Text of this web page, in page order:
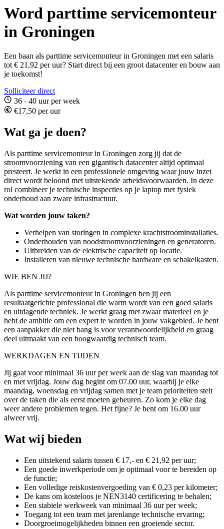
Word parttime servicemonteur
in Groningen
Een baan als parttime servicemonteur in Groningen met een salaris
tot € 21,92 per uur? Start direct bij een groot datacenter en bouw aan
je toekomst!
Solliciteer direct
36 - 40 uur per week
€17,50 per uur
Wat ga je doen?
Als parttime servicemonteur in Groningen zorg jij dat de
stroomvoorziening van een gigantisch datacenter altijd optimaal
presteert. Je werkt in een professionele omgeving waar jouw inzet
direct wordt beloond met uitstekende arbeidsvoorwaarden. In deze
rol combineer je technische inspecties op je laptop met fysiek
onderhoud aan zware infrastructuur.
Wat worden jouw taken?
Verhelpen van storingen in complexe krachtstroominstallaties.
Onderhouden van noodstroomvoorzieningen en generatoren.
Uitbreiden van de elektrische capaciteit op locatie.
Installeren van nieuwe technische hardware en schakelkasten.
WIE BEN JIJ?
Als parttime servicemonteur in Groningen ben jij een
resultaatgerichte professional die warm wordt van een goed salaris
en uitdagende techniek. Je werkt graag met zwaar materieel en je
hebt de ambitie om een expert te worden in jouw vakgebied. Je bent
een aanpakker die niet bang is voor verantwoordelijkheid en graag
deel uitmaakt van een hoogwaardig technisch team.
WERKDAGEN EN TIJDEN
Jij gaat voor minimaal 36 uur per week aan de slag van maandag tot
en met vrijdag. Jouw dag begint om 07.00 uur, waarbij je elke
maandag, woensdag en vrijdag samen met je team prioriteiten stelt
over de taken die als eerst moeten gebeuren. Zo kom je elke dag
weer andere problemen tegen. Het fijne? Je bent om 16.00 uur
alweer vrij.
Wat wij bieden
Een uitstekend salaris tussen € 17,- en € 21,92 per uur;
Een goede inwerkperiode om je optimaal voor te bereiden op
de functie;
Een volledige reiskostenvergoeding van € 0,23 per kilometer;
De kans om kosteloos je NEN3140 certificering te behalen;
Een stabiele werkweek van minimaal 36 uur per week;
Toegang tot een team met jarenlange technische ervaring;
Doorgroeimogelijkheden binnen een groeiende sector.